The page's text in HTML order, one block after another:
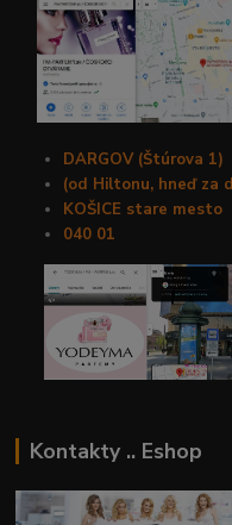
DARGOV (Štúrova 1)
(od Hiltonu, hneď za
KOŠICE stare mesto
040 01
Kontakty .. Eshop